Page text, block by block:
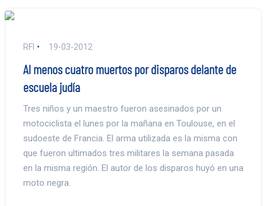
RFI 19-03-2012
Al menos cuatro muertos por disparos delante de
escuela judía
Tres niños y un maestro fueron asesinados por un
motociclista el lunes por la mañana en Toulouse, en el
sudoeste de Francia. El arma utilizada es la misma con
que fueron ultimados tres militares la semana pasada
en la misma región. El autor de los disparos huyó en una
moto negra.